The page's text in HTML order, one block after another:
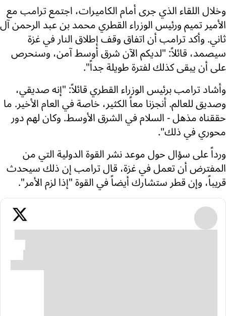
وخلال اللقاء الذي جرى أمام الكاميرات، اجتمع ترامب مع
الأمير تميم ورئيس الوزراء القطري محمد بن عبد الرحمن آل
ثاني. وأكد ترامب أن اتفاق وقف إطلاق النار في غزة
سيصمد، قائلاً: "لديكم الآن شرق أوسط آمن، وسنحرص
على أن يبقى كذلك لفترة طويلة جداً".
وأشاد ترامب برئيس الوزراء القطري قائلاً: "إنه صديقي،
وصديق للعالم. أنجزنا معاً الكثير، خاصة في العام الأخير. ما
حققناه مذهل - السلام في الشرق الأوسط. وكان لهم دور
محوري في ذلك".
ورداً على سؤال حول موعد نشر القوة الدولية التي من
المفترض أن تعمل في غزة، قال ترامب إن ذلك سيحدث
قريباً، وإن قطر ستشارك أيضاً في القوة "إذا لزم الأمر".